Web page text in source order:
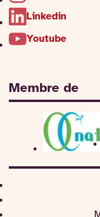
Linkedin
Youtube
Membre de